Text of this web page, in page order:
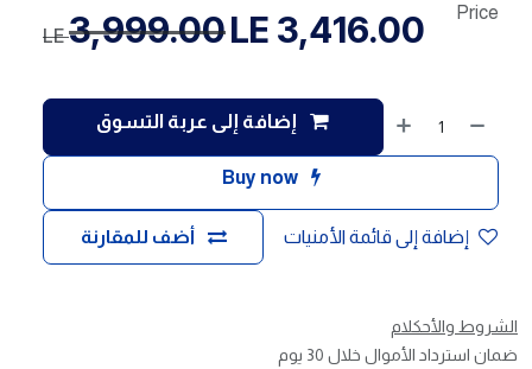
إضافة إلى عربة التسوق
Buy now
أضف للمقارنة إضافة إلى قائمة الأمنيات
Price
3,416.00
3,999.00
LE
الشروط والأحكلام
ضمان استرداد الأموال خلال 30 يوم